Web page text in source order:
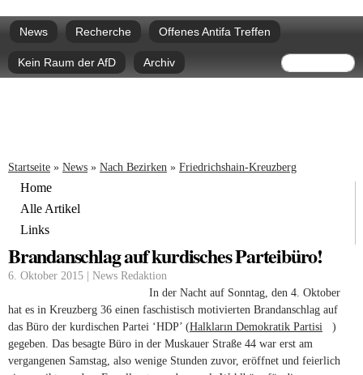
zum
Hauptmenü
News Recherche Offenes Antifa Treffen
Kein Raum der AfD Archiv Suche
Sie sind hier
Startseite » News » Nach Bezirken » Friedrichshain-Kreuzberg
Home
Alle Artikel
Links
Brandanschlag auf kurdisches Parteibüro!
6. Oktober 2015 | News Redaktion
In der Nacht auf Sonntag, den 4. Oktober
hat es in Kreuzberg 36 einen faschistisch motivierten Brandanschlag auf
das Büro der kurdischen Partei ‘HDP’ (Halkların Demokratik Partisi (link is
)
gegeben. Das besagte Büro in der Muskauer Straße 44 war erst am
vergangenen Samstag, also wenige Stunden zuvor, eröffnet und feierlich